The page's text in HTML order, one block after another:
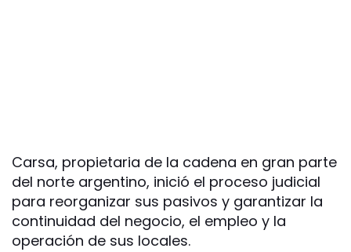
Carsa, propietaria de la cadena en gran parte
del norte argentino, inició el proceso judicial
para reorganizar sus pasivos y garantizar la
continuidad del negocio, el empleo y la
operación de sus locales.